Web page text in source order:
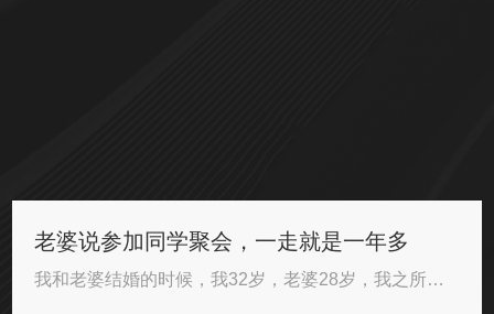
老婆说参加同学聚会，一走就是一年多
我和老婆结婚的时候，我32岁，老婆28岁，我之所以会被剩下，是因为我压根就崇尚着单身···